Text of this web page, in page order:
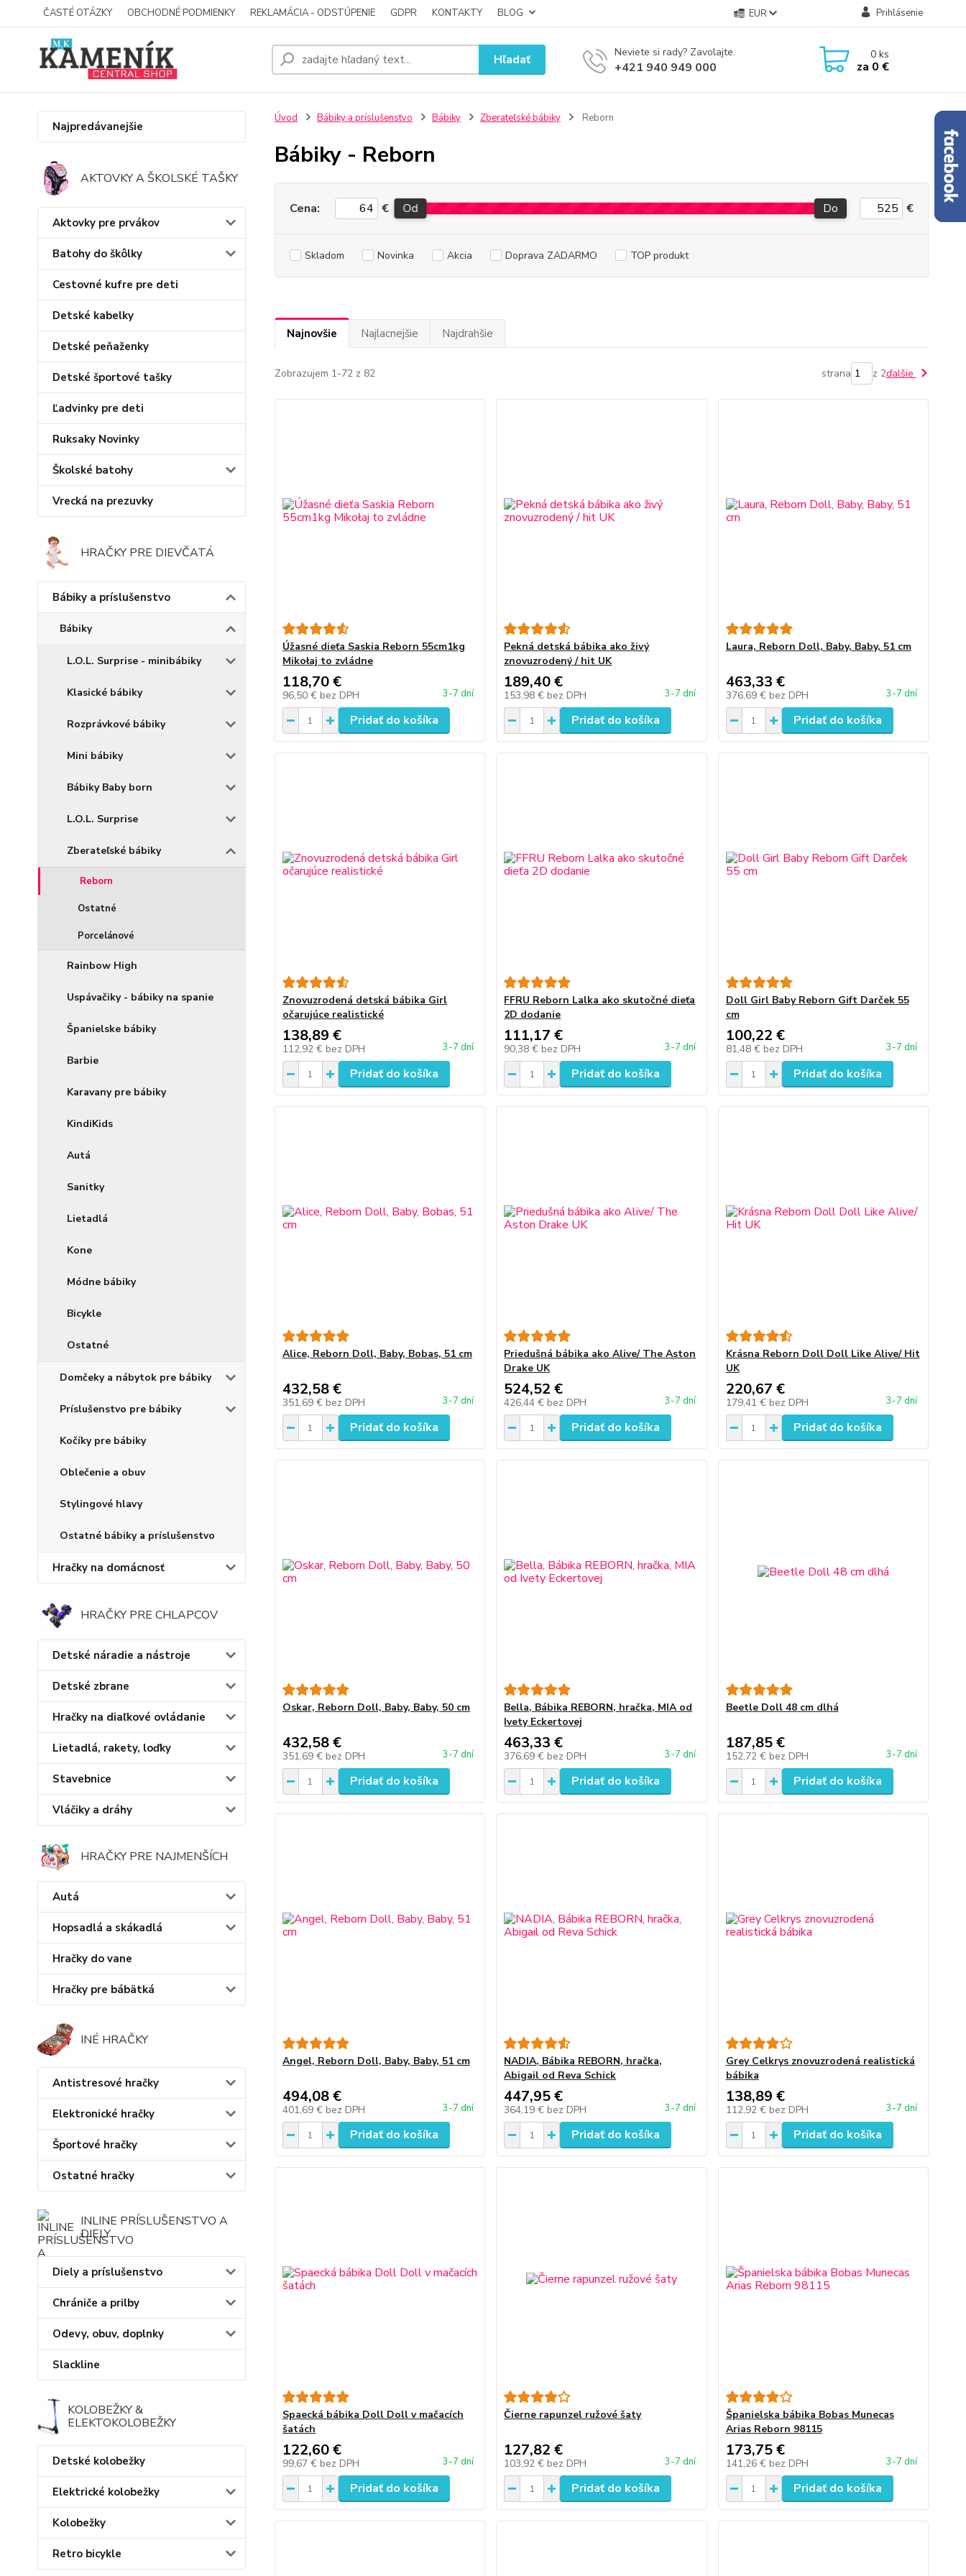
ČASTÉ OTÁZKY OBCHODNÉ PODMIENKY REKLAMÁCIA - ODSTÚPENIE GDPR KONTAKTY BLOG EUR Prihlásenie
Hľadať Neviete si rady? Zavolajte.
+421 940 949 000
0ks
za 0 €
Najpredávanejšie
AKTOVKY A ŠKOLSKÉ TAŠKY
Aktovky pre prvákov
Batohy do škôlky
Cestovné kufre pre deti
Detské kabelky
Detské peňaženky
Detské športové tašky
Ľadvinky pre deti
Ruksaky Novinky
Školské batohy
Vrecká na prezuvky
HRAČKY PRE DIEVČATÁ
Bábiky a príslušenstvo
Bábiky
L.O.L. Surprise - minibábiky
Klasické bábiky
Rozprávkové bábiky
Mini bábiky
Bábiky Baby born
L.O.L. Surprise
Zberateľské bábiky
Reborn
Ostatné
Porcelánové
Rainbow High
Uspávačiky - bábiky na spanie
Španielske bábiky
Barbie
Karavany pre bábiky
KindiKids
Autá
Sanitky
Lietadlá
Kone
Módne bábiky
Bicykle
Ostatné
Domčeky a nábytok pre bábiky
Príslušenstvo pre bábiky
Kočíky pre bábiky
Oblečenie a obuv
Stylingové hlavy
Ostatné bábiky a príslušenstvo
Hračky na domácnosť
HRAČKY PRE CHLAPCOV
Detské náradie a nástroje
Detské zbrane
Hračky na diaľkové ovládanie
Lietadlá, rakety, loďky
Stavebnice
Vláčiky a dráhy
HRAČKY PRE NAJMENŠÍCH
Autá
Hopsadlá a skákadlá
Hračky do vane
Hračky pre bábätká
INÉ HRAČKY
Antistresové hračky
Elektronické hračky
Športové hračky
Ostatné hračky
INLINE PRÍSLUŠENSTVO A
DIELY
Diely a príslušenstvo
Chrániče a prilby
Odevy, obuv, doplnky
Slackline
KOLOBEŽKY &
ELEKTOKOLOBEŽKY
Detské kolobežky
Elektrické kolobežky
Kolobežky
Retro bicykle
Úvod Bábiky a príslušenstvo Bábiky Zberateľské bábiky Reborn
Bábiky - Reborn
Cena: € Od Do €
Skladom Novinka Akcia Doprava ZADARMO TOP produkt
Najnovšie Najlacnejšie Najdrahšie
Zobrazujem 1-72 z 82 strana z 2ďalšie
Úžasné dieťa Saskia Reborn 55cm1kg
Mikołaj to zvládne
118,70 €
96,50 € bez DPH 3-7 dní
Pridať do košíka
Pekná detská bábika ako živý
znovuzrodený / hit UK
189,40 €
153,98 € bez DPH 3-7 dní
Pridať do košíka
Laura, Reborn Doll, Baby, Baby, 51 cm
463,33 €
376,69 € bez DPH 3-7 dní
Pridať do košíka
Znovuzrodená detská bábika Girl
očarujúce realistické
138,89 €
112,92 € bez DPH 3-7 dní
Pridať do košíka
FFRU Reborn Lalka ako skutočné dieťa
2D dodanie
111,17 €
90,38 € bez DPH 3-7 dní
Pridať do košíka
Doll Girl Baby Reborn Gift Darček 55
cm
100,22 €
81,48 € bez DPH 3-7 dní
Pridať do košíka
Alice, Reborn Doll, Baby, Bobas, 51 cm
432,58 €
351,69 € bez DPH 3-7 dní
Pridať do košíka
Priedušná bábika ako Alive/ The Aston
Drake UK
524,52 €
426,44 € bez DPH 3-7 dní
Pridať do košíka
Krásna Reborn Doll Doll Like Alive/ Hit
UK
220,67 €
179,41 € bez DPH 3-7 dní
Pridať do košíka
Oskar, Reborn Doll, Baby, Baby, 50 cm
432,58 €
351,69 € bez DPH 3-7 dní
Pridať do košíka
Bella, Bábika REBORN, hračka, MIA od
Ivety Eckertovej
463,33 €
376,69 € bez DPH 3-7 dní
Pridať do košíka
Beetle Doll 48 cm dlhá
187,85 €
152,72 € bez DPH 3-7 dní
Pridať do košíka
Angel, Reborn Doll, Baby, Baby, 51 cm
494,08 €
401,69 € bez DPH 3-7 dní
Pridať do košíka
NADIA, Bábika REBORN, hračka,
Abigail od Reva Schick
447,95 €
364,19 € bez DPH 3-7 dní
Pridať do košíka
Grey Celkrys znovuzrodená realistická
bábika
138,89 €
112,92 € bez DPH 3-7 dní
Pridať do košíka
Spaecká bábika Doll Doll v mačacích
šatách
122,60 €
99,67 € bez DPH 3-7 dní
Pridať do košíka
Čierne rapunzel ružové šaty
127,82 €
103,92 € bez DPH 3-7 dní
Pridať do košíka
Španielska bábika Bobas Munecas
Arias Reborn 98115
173,75 €
141,26 € bez DPH 3-7 dní
Pridať do košíka